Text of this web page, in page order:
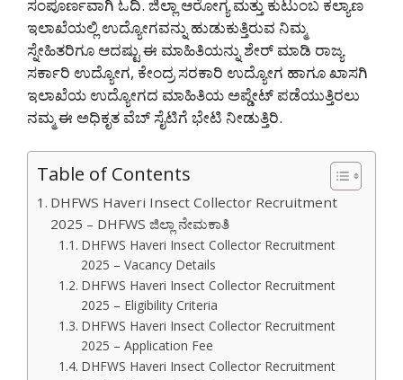
ಸಂಪೂರ್ಣವಾಗಿ ಓದಿ. ಜಿಲ್ಲಾ ಆರೋಗ್ಯ ಮತ್ತು ಕುಟುಂಬ ಕಲ್ಯಾಣ
ಇಲಾಖೆಯಲ್ಲಿ ಉದ್ಯೋಗವನ್ನು ಹುಡುಕುತ್ತಿರುವ ನಿಮ್ಮ
ಸ್ನೇಹಿತರಿಗೂ ಆದಷ್ಟು ಈ ಮಾಹಿತಿಯನ್ನು ಶೇರ್ ಮಾಡಿ ರಾಜ್ಯ
ಸರ್ಕಾರಿ ಉದ್ಯೋಗ, ಕೇಂದ್ರ ಸರಕಾರಿ ಉದ್ಯೋಗ ಹಾಗೂ ಖಾಸಗಿ
ಇಲಾಖೆಯ ಉದ್ಯೋಗದ ಮಾಹಿತಿಯ ಅಪ್ಡೇಟ್ ಪಡೆಯುತ್ತಿರಲು
ನಮ್ಮ ಈ ಅಧಿಕೃತ ವೆಬ್ ಸೈಟಿಗೆ ಭೇಟಿ ನೀಡುತ್ತಿರಿ.
Table of Contents
DHFWS Haveri Insect Collector Recruitment
2025 – DHFWS ಜಿಲ್ಲಾ ನೇಮಕಾತಿ
DHFWS Haveri Insect Collector Recruitment
2025 – Vacancy Details
DHFWS Haveri Insect Collector Recruitment
2025 – Eligibility Criteria
DHFWS Haveri Insect Collector Recruitment
2025 – Application Fee
DHFWS Haveri Insect Collector Recruitment